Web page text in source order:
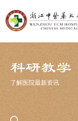
科研教学
了解医院最新资讯